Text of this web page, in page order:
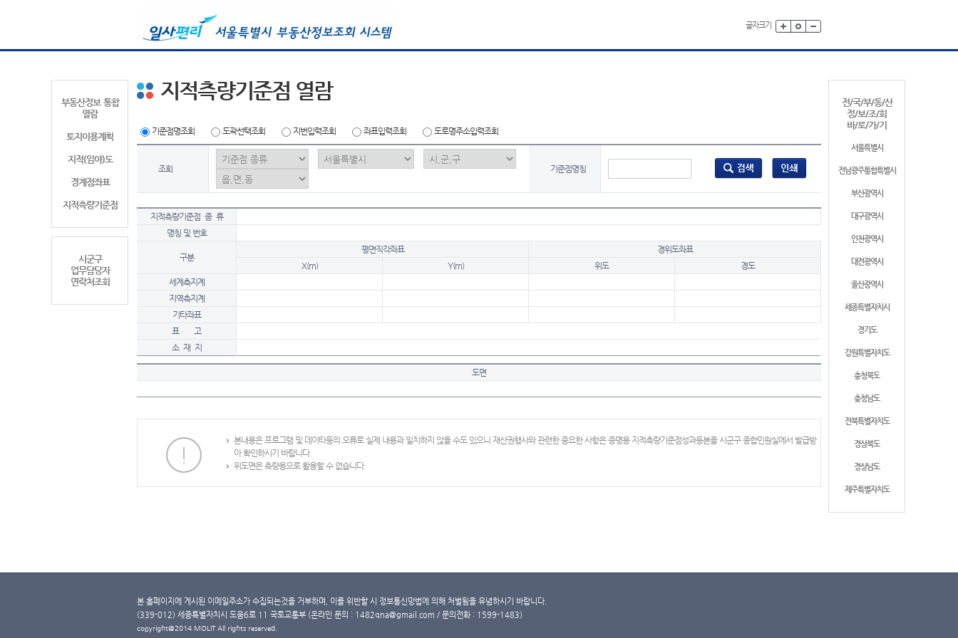
글자크기
부동산정보 통합
열람
토지이용계획
지적(임야)도
경계점좌표
지적측량기준점
시군구
업무담당자
연락처조회
전/국/부/동/산
정/보/조/회
바/로/가/기
서울특별시
전남광주통합특별시
부산광역시
대구광역시
인천광역시
대전광역시
울산광역시
세종특별자치시
경기도
강원특별자치도
충청북도
충청남도
전북특별자치도
경상북도
경상남도
제주특별자치도
지적측량기준점 열람
기준점명조회 도곽선택조회 지번입력조회 좌표입력조회 도로명주소입력조회
조회 기준점명칭
지적측량기준점 종 류
명칭 및 번호
구분
평면직각좌표
경위도좌표
X(m)
Y(m) 위도
경도
세계측지계
지역측지계
기타좌표
표 고
소 재 지
도면
본내용은 프로그램 및 데이타등의 오류로 실제 내용과 일치하지 않을 수도 있으니 재산권행사와 관련한 중요한 사항은 증명용 지적측량기준점성과등본을 시군구 종합민원실에서 발급받
아 확인하시기 바랍니다.
위도면은 측량용으로 활용할 수 없습니다.
본 홈페이지에 게시된 이메일주소가 수집되는것을 거부하며, 이를 위반할 시 정보통신망법에 의해 처벌됨을 유념하시기 바랍니다.
(339-012) 세종특별자치시 도움6로 11 국토교통부 (온라인 문의 : 1482qna@gmail.com / 문의전화 : 1599-1483)
copyright@2014 MOLIT All rights reserved.